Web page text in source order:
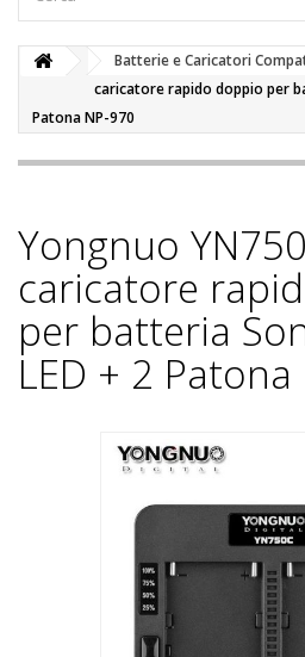
Batterie e Caricatori
caricatore rapido doppio per
Patona NP-970
Yongnuo
caricatore
per batteria
LED + 2 Patona